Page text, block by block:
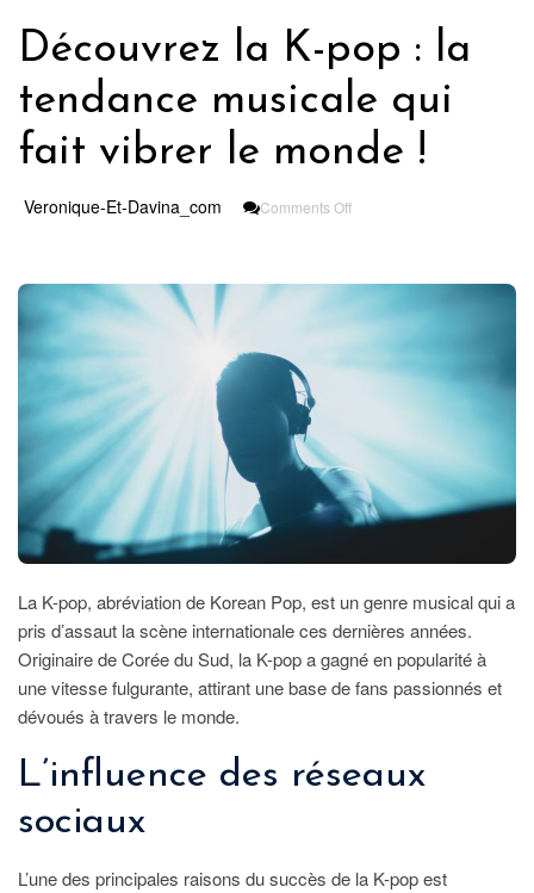
Découvrez la K-pop : la
tendance musicale qui
fait vibrer le monde !
Veronique-Et-Davina_com Comments OffOn
Le
Monde
!
La K-pop, abréviation de Korean Pop, est un genre musical qui a
pris d’assaut la scène internationale ces dernières années.
Originaire de Corée du Sud, la K-pop a gagné en popularité à
une vitesse fulgurante, attirant une base de fans passionnés et
dévoués à travers le monde.
L’influence des réseaux
sociaux
L’une des principales raisons du succès de la K-pop est